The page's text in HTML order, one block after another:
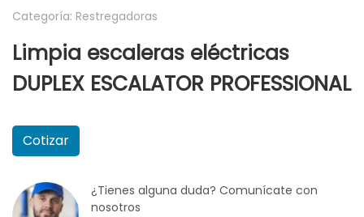
Categoría: Restregadoras
Limpia escaleras eléctricas
DUPLEX ESCALATOR PROFESSIONAL
Cotizar
¿Tienes alguna duda? Comunícate con
nosotros